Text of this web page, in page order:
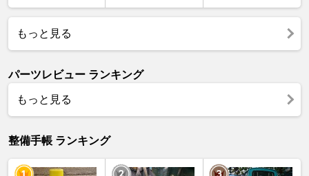
もっと見る
パーツレビュー ランキング
もっと見る
整備手帳 ランキング